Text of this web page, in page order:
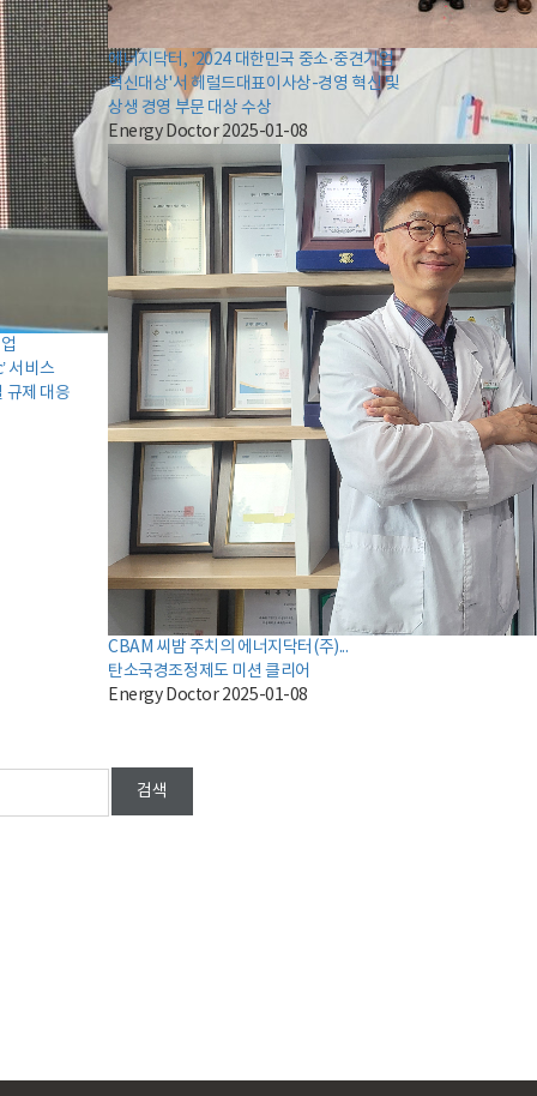
서비스
규제 대응
에너지닥터, '2024 대한민국 중소·중견기업
혁신대상'서 헤럴드대표이사상-경영 혁신 및
상생 경영 부문 대상 수상
Energy Doctor 2025-01-08
CBAM 씨밤 주치의 에너지닥터(주)...
탄소국경조정제도 미션 클리어
Energy Doctor 2025-01-08
검색